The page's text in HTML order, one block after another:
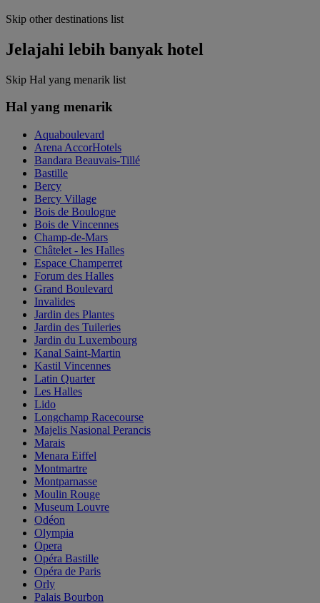
Skip other destinations list
Jelajahi lebih banyak hotel
Skip Hal yang menarik list
Hal yang menarik
Aquaboulevard
Arena AccorHotels
Bandara Beauvais-Tillé
Bastille
Bercy
Bercy Village
Bois de Boulogne
Bois de Vincennes
Champ-de-Mars
Châtelet - les Halles
Espace Champerret
Forum des Halles
Grand Boulevard
Invalides
Jardin des Plantes
Jardin des Tuileries
Jardin du Luxembourg
Kanal Saint-Martin
Kastil Vincennes
Latin Quarter
Les Halles
Lido
Longchamp Racecourse
Majelis Nasional Perancis
Marais
Menara Eiffel
Montmartre
Montparnasse
Moulin Rouge
Museum Louvre
Odéon
Olympia
Opera
Opéra Bastille
Opéra de Paris
Orly
Palais Bourbon